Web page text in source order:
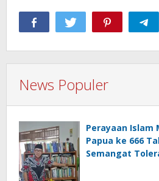
News Populer
Perayaan Islam
Papua ke 666
Semangat